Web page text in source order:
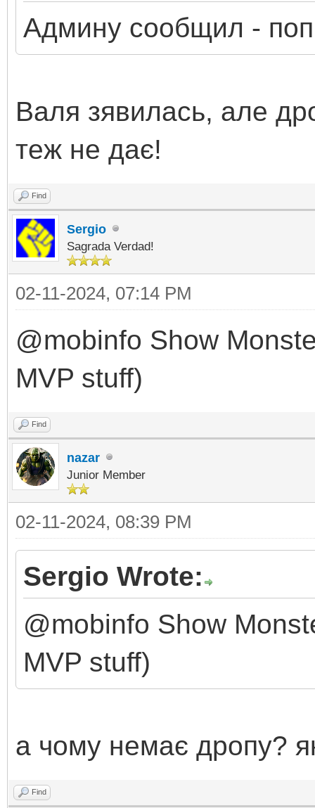
Админу сообщил -
Валя зявилась, але
теж не дає!
Find
Sergio
Sagrada Verdad!
02-11-2024, 07:14 PM
@mobinfo Show
MVP stuff)
Find
nazar
Junior Member
02-11-2024, 08:39 PM
Sergio Wrote:
@mobinfo Show
MVP stuff)
а чому немає дропу?
Find